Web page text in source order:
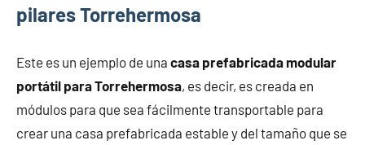
pilares Torrehermosa
Este es un ejemplo de una casa prefabricada modular
portátil para Torrehermosa, es decir, es creada en
módulos para que sea fácilmente transportable para
crear una casa prefabricada estable y del tamaño que se